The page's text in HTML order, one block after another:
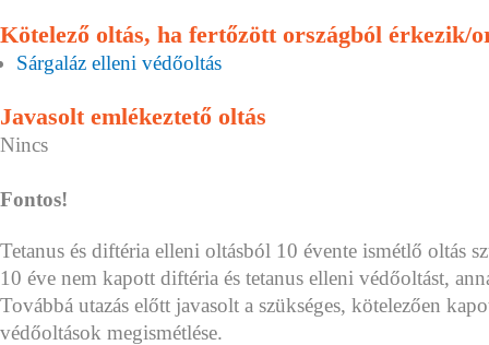
Kötelező oltás, ha fertőzött országból érkezik/
Sárgaláz elleni védőoltás
Javasolt emlékeztető oltás
Nincs
Fontos!
Tetanus és diftéria elleni oltásból 10 évente ismétlő oltás
10 éve nem kapott diftéria és tetanus elleni védőoltást,
Továbbá utazás előtt javasolt a szükséges, kötelezően
védőoltások megismétlése.